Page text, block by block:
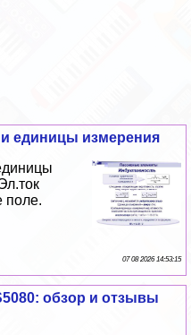
единицы измерения
поле.
07 08 2026 14:53:15
обзор и отзывы